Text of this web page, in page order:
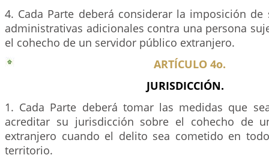
4. Cada Parte deberá considerar la imposición de
administrativas adicionales contra una persona
el cohecho de un servidor público extranjero.
ARTÍCULO 4o.
JURISDICCIÓN.
1. Cada Parte deberá tomar las medidas que
acreditar su jurisdicción sobre el cohecho de
extranjero cuando el delito sea cometido en
territorio.